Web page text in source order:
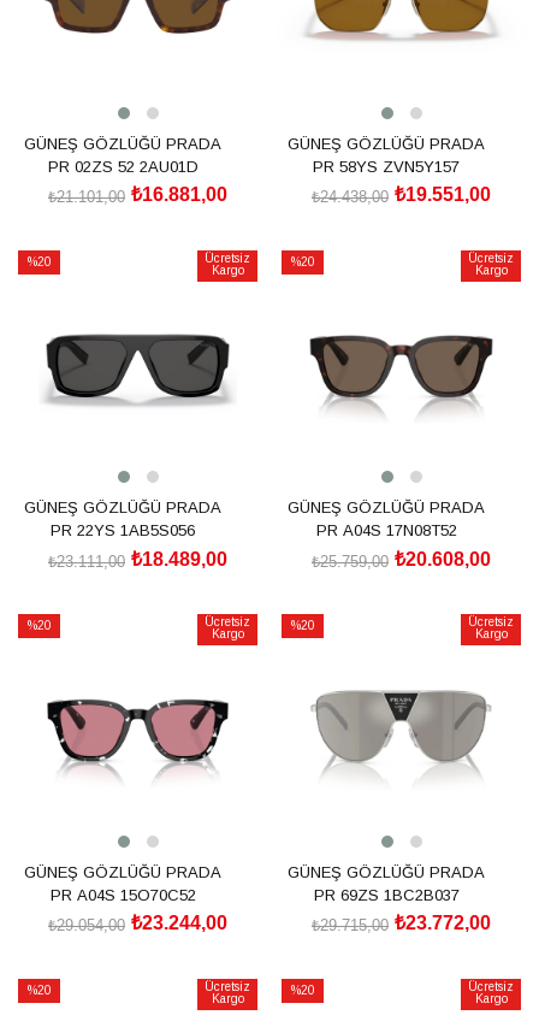
GÜNEŞ GÖZLÜĞÜ PRADA
PR 02ZS 52 2AU01D
₺16.881,00
₺21.101,00
GÜNEŞ GÖZLÜĞÜ PRADA
PR 58YS ZVN5Y157
₺19.551,00
₺24.438,00
%20
Ücretsiz
Kargo
GÜNEŞ GÖZLÜĞÜ PRADA
PR 22YS 1AB5S056
₺18.489,00
₺23.111,00
%20
Ücretsiz
Kargo
GÜNEŞ GÖZLÜĞÜ PRADA
PR A04S 17N08T52
₺20.608,00
₺25.759,00
%20
Ücretsiz
Kargo
GÜNEŞ GÖZLÜĞÜ PRADA
PR A04S 15O70C52
₺23.244,00
₺29.054,00
%20
Ücretsiz
Kargo
GÜNEŞ GÖZLÜĞÜ PRADA
PR 69ZS 1BC2B037
₺23.772,00
₺29.715,00
%20
Ücretsiz
Kargo
%20
Ücretsiz
Kargo